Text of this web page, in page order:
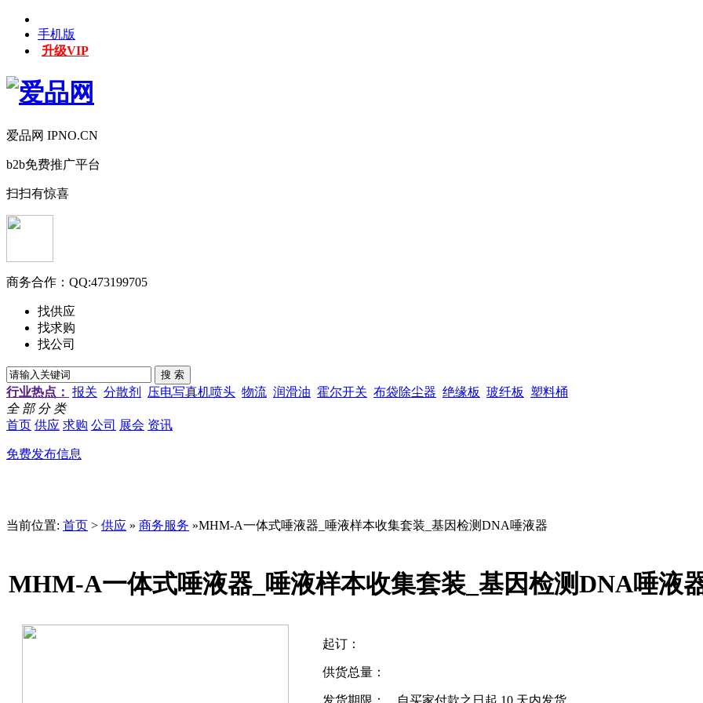
手机版
升级VIP
爱品网 IPNO.CN
b2b免费推广平台
扫扫有惊喜
商务合作： QQ:473199705
找供应
找求购
找公司
行业热点： 报关 分散剂 压电写真机喷头 物流 润滑油 霍尔开关 布袋除尘器 绝缘板 玻纤板
塑料桶
全 部 分 类
首页 供应 求购 公司 展会 资讯
免费发布信息
当前位置: 首页 > 供应 » 商务服务 »MHM-A一体式唾液器_唾液样本收集套装_基因检测DNA唾液器
MHM-A一体式唾液器_唾液样本收集套装_基因检测DNA唾液
起订：
供货总量：
发货期限： 自买家付款之日起 10 天内发货